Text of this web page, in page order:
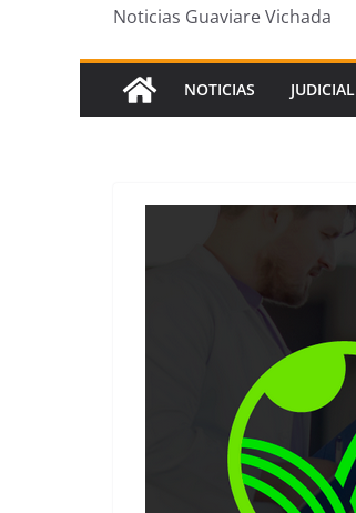
Noticias Guaviare Vichada
NOTICIAS JUDICIAL